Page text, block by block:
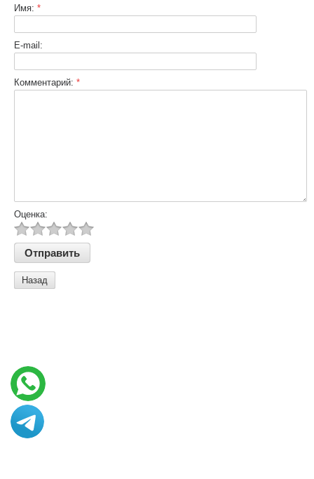
Имя: *
E-mail:
Комментарий: *
Оценка:
Назад